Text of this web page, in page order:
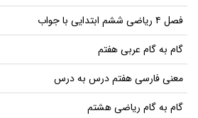
فصل ۴ ریاضی ششم ابتدایی با جواب
گام به گام عربی هفتم
معنی فارسی هفتم درس به درس
گام به گام ریاضی هشتم